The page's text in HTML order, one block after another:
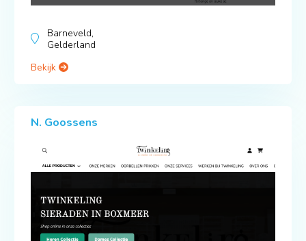
Barneveld,
Gelderland
Bekijk
N. Goossens